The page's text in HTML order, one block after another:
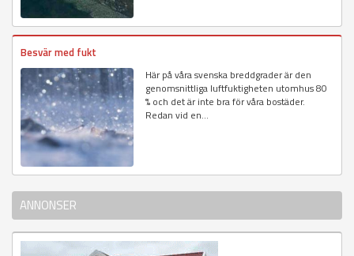
Besvär med fukt
Här på våra svenska breddgrader är den
genomsnittliga luftfuktigheten utomhus 80
% och det är inte bra för våra bostäder.
Redan vid en...
ANNONSER